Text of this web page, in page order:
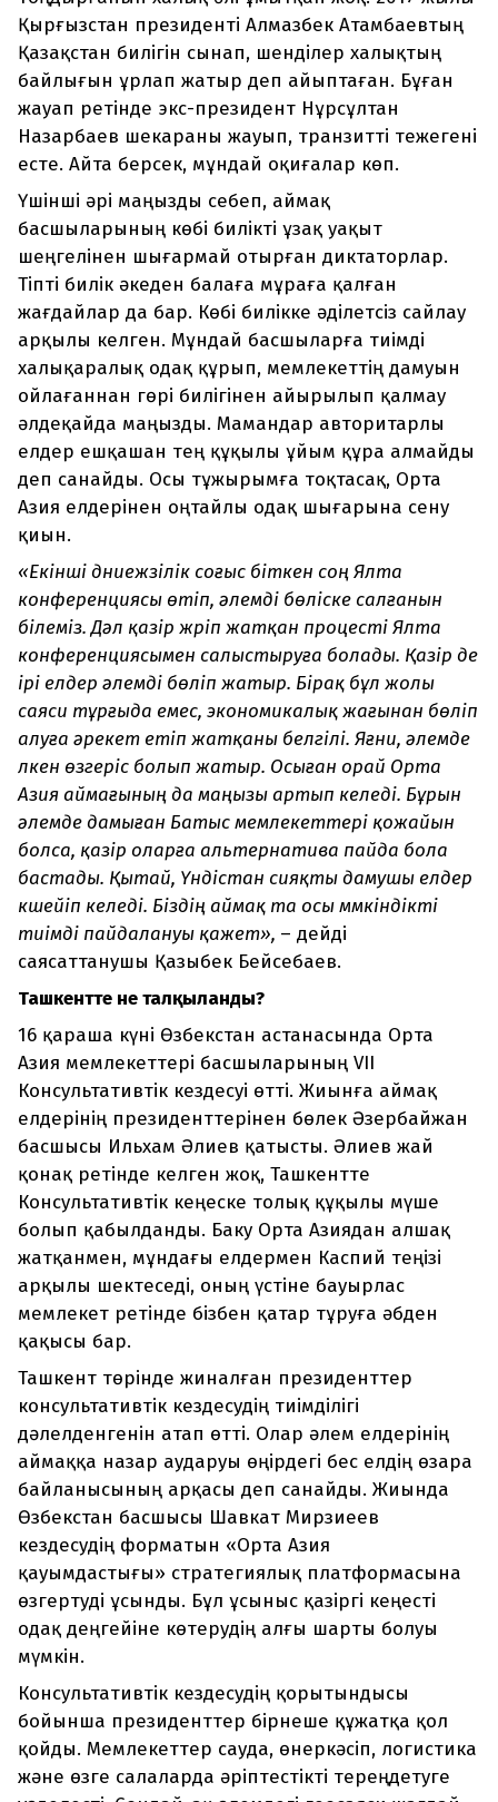
Қырғызстан президенті Алмазбек Атамбаевтың
Қазақстан билігін сынап, шенділер халықтың
байлығын ұрлап жатыр деп айыптаған. Бұған
жауап ретінде экс-президент Нұрсұлтан
Назарбаев шекараны жауып, транзитті тежегені
есте. Айта берсек, мұндай оқиғалар көп.
Үшінші әрі маңызды себеп, аймақ
басшыларының көбі билікті ұзақ уақыт
шеңгелінен шығармай отырған диктаторлар.
Тіпті билік әкеден балаға мұраға қалған
жағдайлар да бар. Көбі билікке әділетсіз сайлау
арқылы келген. Мұндай басшыларға тиімді
халықаралық одақ құрып, мемлекеттің дамуын
ойлағаннан гөрі билігінен айырылып қалмау
әлдеқайда маңызды. Мамандар авторитарлы
елдер ешқашан тең құқылы ұйым құра алмайды
деп санайды. Осы тұжырымға тоқтасақ, Орта
Азия елдерінен оңтайлы одақ шығарына сену
қиын.
«Екінші дүниежүзілік соғыс біткен соң Ялта
конференциясы өтіп, әлемді бөліске салғанын
білеміз. Дәл қазір жүріп жатқан процесті Ялта
конференциясымен салыстыруға болады. Қазір де
ірі елдер әлемді бөліп жатыр. Бірақ бұл жолы
саяси тұрғыда емес, экономикалық жағынан бөліп
алуға әрекет етіп жатқаны белгілі. Яғни, әлемде
үлкен өзгеріс болып жатыр. Осыған орай Орта
Азия аймағының да маңызы артып келеді. Бұрын
әлемде дамыған Батыс мемлекеттері қожайын
болса, қазір оларға альтернатива пайда бола
бастады. Қытай, Үндістан сияқты дамушы елдер
күшейіп келеді. Біздің аймақ та осы мүмкіндікті
тиімді пайдалануы қажет», – дейді
саясаттанушы Қазыбек Бейсебаев.
Ташкентте не талқыланды?
16 қараша күні Өзбекстан астанасында Орта
Азия мемлекеттері басшыларының VII
Консультативтік кездесуі өтті. Жиынға аймақ
елдерінің президенттерінен бөлек Әзербайжан
басшысы Ильхам Әлиев қатысты. Әлиев жай
қонақ ретінде келген жоқ, Ташкентте
Консультативтік кеңеске толық құқылы мүше
болып қабылданды. Баку Орта Азиядан алшақ
жатқанмен, мұндағы елдермен Каспий теңізі
арқылы шектеседі, оның үстіне бауырлас
мемлекет ретінде бізбен қатар тұруға әбден
қақысы бар.
Ташкент төрінде жиналған президенттер
консультативтік кездесудің тиімділігі
дәлелденгенін атап өтті. Олар әлем елдерінің
аймаққа назар аударуы өңірдегі бес елдің өзара
байланысының арқасы деп санайды. Жиында
Өзбекстан басшысы Шавкат Мирзиеев
кездесудің форматын «Орта Азия
қауымдастығы» стратегиялық платформасына
өзгертуді ұсынды. Бұл ұсыныс қазіргі кеңесті
одақ деңгейіне көтерудің алғы шарты болуы
мүмкін.
Консультативтік кездесудің қорытындысы
бойынша президенттер бірнеше құжатқа қол
қойды. Мемлекеттер сауда, өнеркәсіп, логистика
және өзге салаларда әріптестікті тереңдетуге